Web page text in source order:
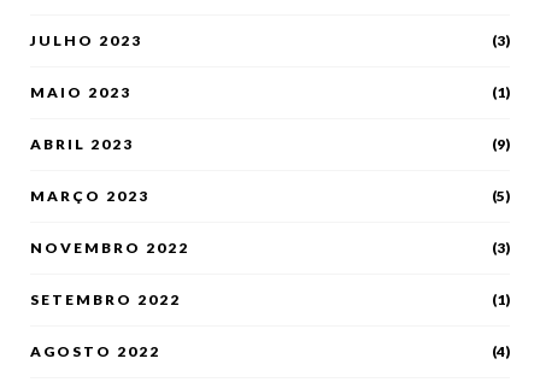
JULHO 2023 (3)
MAIO 2023 (1)
ABRIL 2023 (9)
MARÇO 2023 (5)
NOVEMBRO 2022 (3)
SETEMBRO 2022 (1)
AGOSTO 2022 (4)